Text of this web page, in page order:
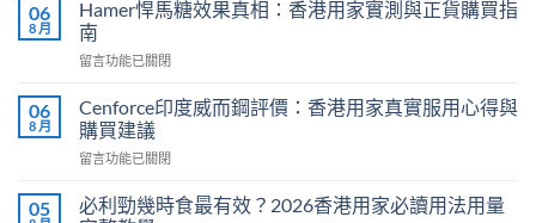
06
8 月
Hamer悍馬糖效果真相：香港用家實測與正貨購買指
南
在
悍
馬
糖
效
真
留言功能已關閉
06
8 月
Cenforce印度威而鋼評價：香港用家真實服用心得與
購買建議
在
印
度
留言功能已關閉
05
必利勁幾時食最有效？2026香港用家必讀用法用量